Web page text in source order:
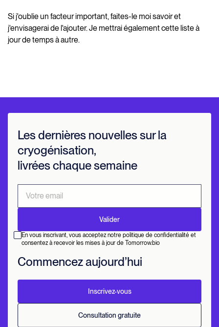
Si j'oublie un facteur important, faites-le moi savoir et
j'envisagerai de l'ajouter. Je mettrai également cette liste à
jour de temps à autre.
Les dernières nouvelles sur la
cryogénisation,
livrées chaque semaine
En vous inscrivant, vous acceptez notre politique de confidentialité et
consentez à recevoir les mises à jour de Tomorrow.bio
Commencez aujourd’hui
Inscrivez-vous
Consultation gratuite